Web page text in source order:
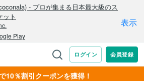
10％割引クーポンを獲得！